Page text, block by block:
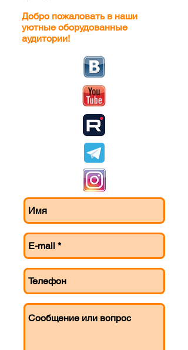
Добро пожаловать в наши
уютные оборудованные
аудитории!